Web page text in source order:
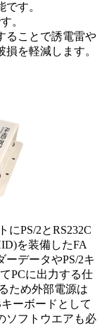
す。
。
ることで誘電雷や
を軽減します。
にPS/2とRS232C
を装備したFA
データやPS/2キ
PCに出力する仕
ため外部電源は
ーボードとして
ソフトウエアも必